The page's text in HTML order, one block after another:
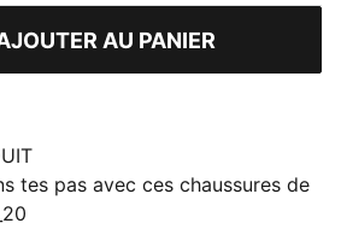
AU PANIER
tes pas avec ces chaussures de
PUMA. Dotées d’une